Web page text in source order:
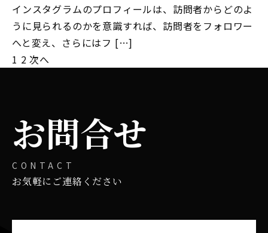
インスタグラムのプロフィールは、訪問者からどのよ
うに見られるのかを意識すれば、訪問者をフォロワー
へと変え、さらにはフ […]
投
の
ペ
ー
ジ
送
1 2 次へ
お問合せ
CONTACT
お気軽にご連絡ください